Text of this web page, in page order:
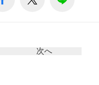
次へ